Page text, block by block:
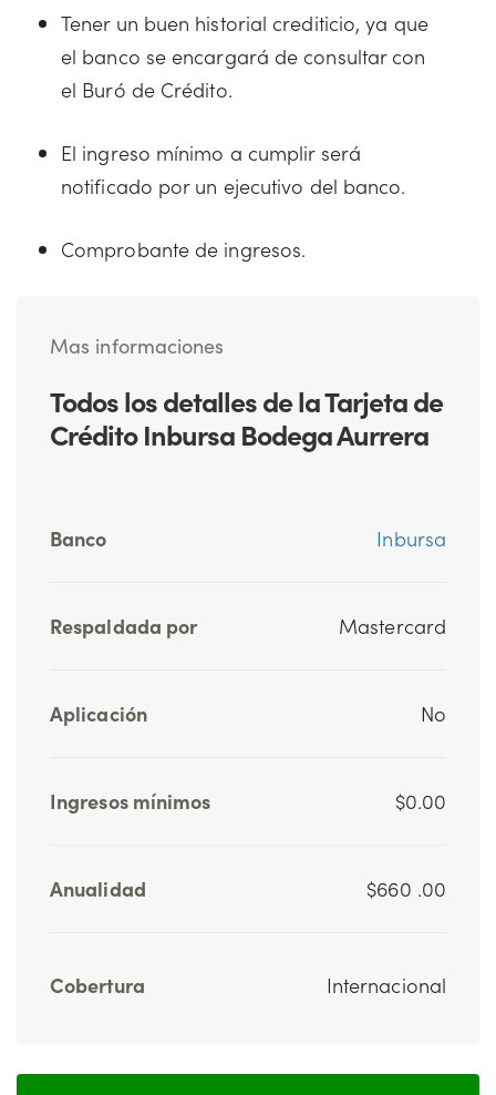
Tener un buen historial crediticio, ya que
el banco se encargará de consultar con
el Buró de Crédito.
El ingreso mínimo a cumplir será
notificado por un ejecutivo del banco.
Comprobante de ingresos.
Mas informaciones
Todos los detalles de la Tarjeta de
Crédito Inbursa Bodega Aurrera
Banco Inbursa
Respaldada por Mastercard
Aplicación No
Ingresos mínimos $0.00
Anualidad $660 .00
Cobertura Internacional